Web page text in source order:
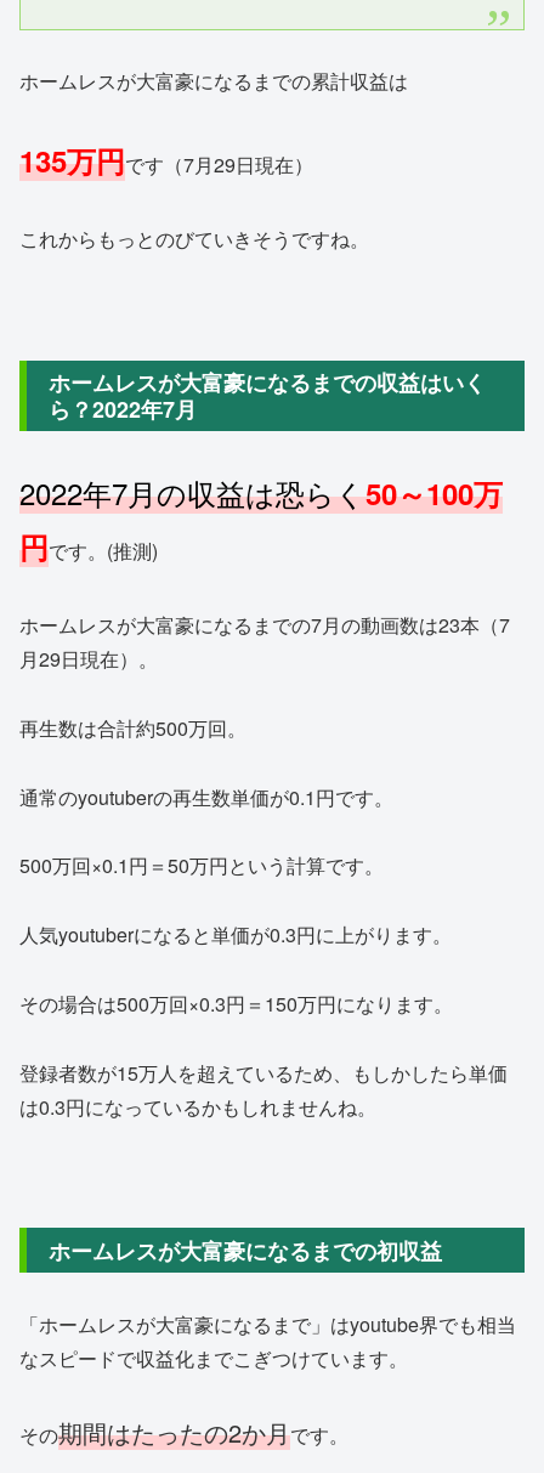
ホームレスが大富豪になるまでの累計収益は
135万円です（7月29日現在）
これからもっとのびていきそうですね。
ホームレスが大富豪になるまでの収益はいく
ら？2022年7月
2022年7月の収益は恐らく50～100万
円です。(推測)
ホームレスが大富豪になるまでの7月の動画数は23本（7
月29日現在）。
再生数は合計約500万回。
通常のyoutuberの再生数単価が0.1円です。
500万回×0.1円＝50万円という計算です。
人気youtuberになると単価が0.3円に上がります。
その場合は500万回×0.3円＝150万円になります。
登録者数が15万人を超えているため、もしかしたら単価
は0.3円になっているかもしれませんね。
ホームレスが大富豪になるまでの初収益
「ホームレスが大富豪になるまで」はyoutube界でも相当
なスピードで収益化までこぎつけています。
その期間はたったの2か月です。